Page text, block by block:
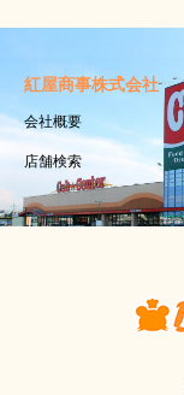
紅屋商事株式会社
会社概要
店舗検索